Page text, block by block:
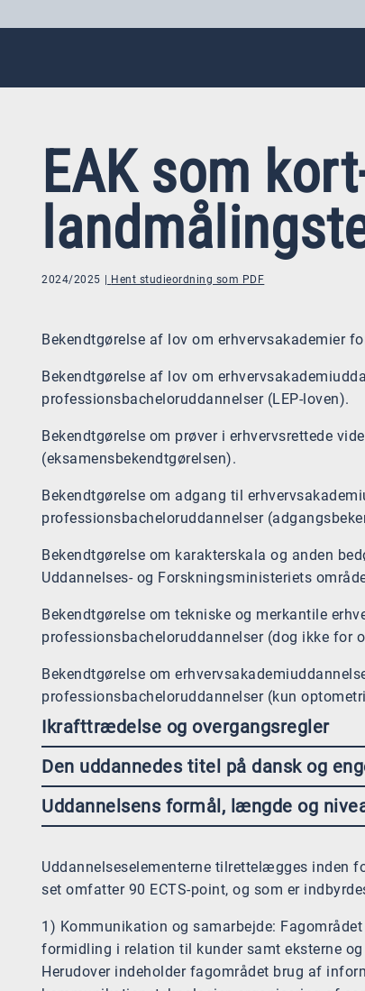
EAK som
2024/2025 Hent studieordning som PDF
Bekendtgørelse af lov om erhvervsakademier
Bekendtgørelse af lov om
professionsbacheloruddannelser (LEP-loven).
Bekendtgørelse om prøver i erhvervsrettede
(eksamensbekendtgørelsen).
Bekendtgørelse om adgang til
professionsbacheloruddannelser
Bekendtgørelse om karakterskala og anden
Uddannelses- og Forskningsministeriets
Bekendtgørelse om tekniske og merkantile
professionsbacheloruddannelser (dog ikke for
Bekendtgørelse om
professionsbacheloruddannelser (kun
Ikrafttrædelse og overgangsregler
Den uddannedes titel på dansk og
Uddannelsens formål, længde og
Uddannelseselementerne tilrettelægges inden
set omfatter 90 ECTS-point, og som er
1) Kommunikation og samarbejde:
formidling i relation til kunder samt eksterne
Herudover indeholder fagområdet brug af